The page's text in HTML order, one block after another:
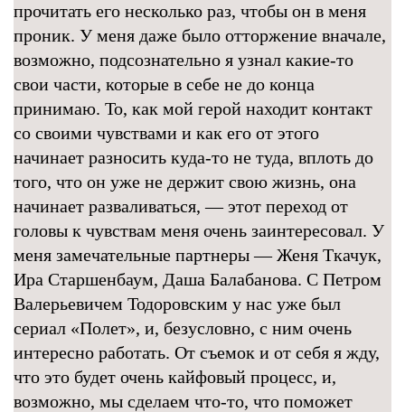
прочитать его несколько раз, чтобы он в меня
проник. У меня даже было отторжение вначале,
возможно, подсознательно я узнал какие-то
свои части, которые в себе не до конца
принимаю. То, как мой герой находит контакт
со своими чувствами и как его от этого
начинает разносить куда-то не туда, вплоть до
того, что он уже не держит свою жизнь, она
начинает разваливаться, — этот переход от
головы к чувствам меня очень заинтересовал. У
меня замечательные партнеры — Женя Ткачук,
Ира Старшенбаум, Даша Балабанова. С Петром
Валерьевичем Тодоровским у нас уже был
сериал «Полет», и, безусловно, с ним очень
интересно работать. От съемок и от себя я жду,
что это будет очень кайфовый процесс, и,
возможно, мы сделаем что-то, что поможет